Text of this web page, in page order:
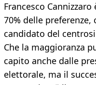
Francesco
70% delle
candidato del
Che la maggioranza
capito anche dalle
elettorale, ma il